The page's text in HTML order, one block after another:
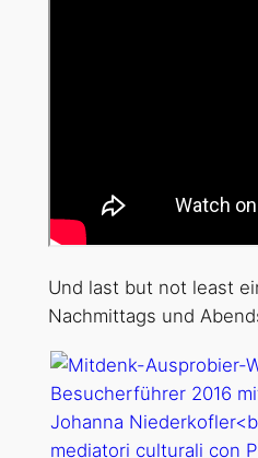
Und last but not least
Nachmittags und